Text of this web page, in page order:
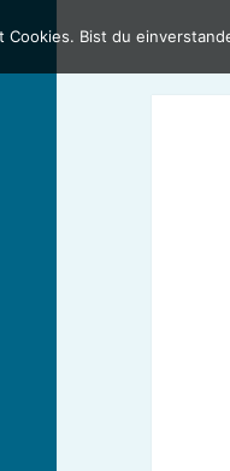
Cookies. Bist du